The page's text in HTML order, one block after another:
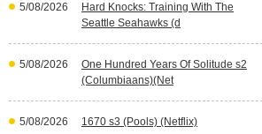
5/08/2026
Hard Knocks: Training With The
Seattle Seahawks (d
5/08/2026
One Hundred Years Of Solitude s2
(Columbiaans)(Net
5/08/2026 1670 s3 (Pools) (Netflix)